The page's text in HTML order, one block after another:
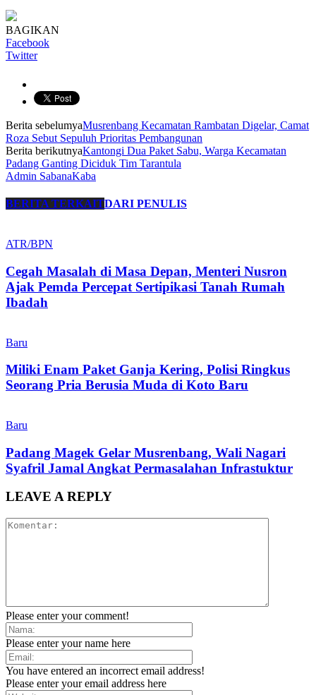
BAGIKAN
Facebook
Twitter
Berita sebelumyaMusrenbang Kecamatan Rambatan Digelar, Camat
Roza Sebut Sepuluh Prioritas Pembangunan
Berita berikutnyaKantongi Dua Paket Sabu, Warga Kecamatan
Padang Ganting Diciduk Tim Tarantula
Admin SabanaKaba
BERITA TERKAITDARI PENULIS
ATR/BPN
Cegah Masalah di Masa Depan, Menteri Nusron
Ajak Pemda Percepat Sertipikasi Tanah Rumah
Ibadah
Baru
Miliki Enam Paket Ganja Kering, Polisi Ringkus
Seorang Pria Berusia Muda di Koto Baru
Baru
Padang Magek Gelar Musrenbang, Wali Nagari
Syafril Jamal Angkat Permasalahan Infrastuktur
LEAVE A REPLY
Please enter your comment!
Please enter your name here
You have entered an incorrect email address!
Please enter your email address here